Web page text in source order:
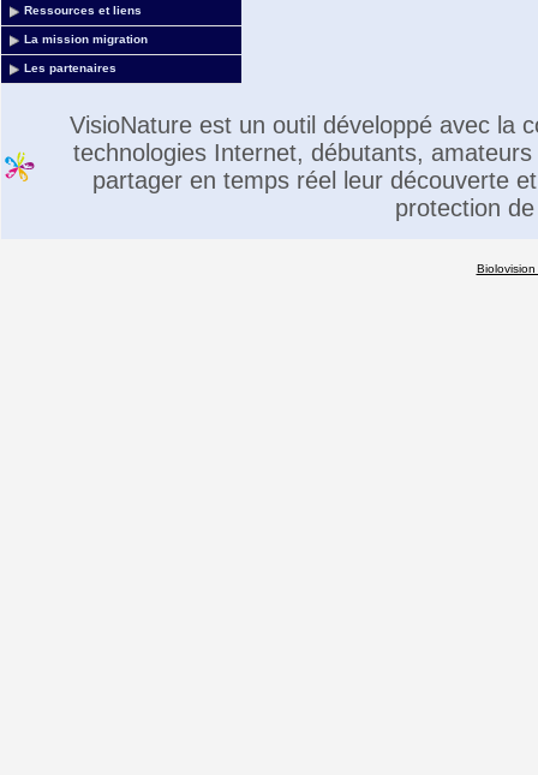
Ressources et liens
La mission migration
Les partenaires
VisioNature est un outil développé avec la
technologies Internet, débutants,
partager en temps réel leur découverte
protection
Biolovision